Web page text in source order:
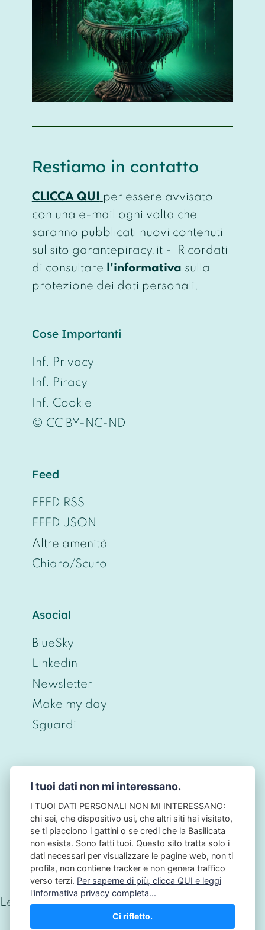
Restiamo in contatto
CLICCA QUI
per essere avvisato
con una e-mail ogni volta che
saranno pubblicati nuovi contenuti
sul sito garantepiracy.it - Ricordati
di consultare
l'informativa sulla
protezione dei dati personali.
Cose Importanti
Inf. Privacy
Inf. Piracy
Inf. Cookie
© CC BY-NC-ND
Feed
FEED RSS
FEED JSON
Altre amenità
Chiaro/Scuro
Asocial
BlueSky
Linkedin
Newsletter
Make my day
Sguardi
© CHRISTIAN BERNIERI 2026 - P.IVA
ITO698O43O968 - PRIVACY BY DESIGN • NO
TRACKING • NO COOKIES - NB: QUESTO SITO
NON HA ALCUN LEGAME CON L'AUTORITÀ
GARANTE PER LA PROTEZIONE DEI DATI
PERSONALI: IL GARANTE PRIVACY.
Letture totali:190.145
I tuoi dati non mi interessano.
I TUOI DATI PERSONALI NON MI INTERESSANO:
chi sei, che dispositivo usi, che altri siti hai visitato,
se ti piacciono i gattini o se credi che la Basilicata
non esista. Sono fatti tuoi. Questo sito tratta solo i
dati necessari per visualizzare le pagine web, non ti
profila, non contiene tracker e non genera traffico
verso terzi. Per saperne di più, clicca QUI e leggi
l'informativa privacy completa...
Ci rifletto.